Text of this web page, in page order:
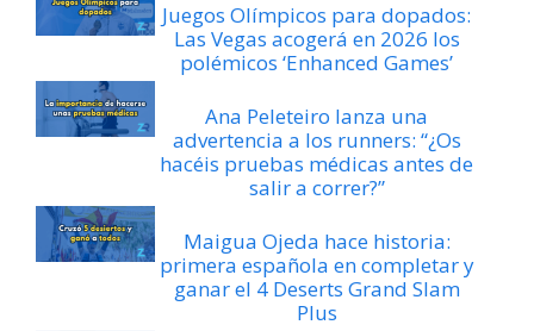
Juegos Olímpicos para dopados:
Las Vegas acogerá en 2026 los
polémicos ‘Enhanced Games’
Ana Peleteiro lanza una
advertencia a los runners: “¿Os
hacéis pruebas médicas antes de
salir a correr?”
Maigua Ojeda hace historia:
primera española en completar y
ganar el 4 Deserts Grand Slam
Plus